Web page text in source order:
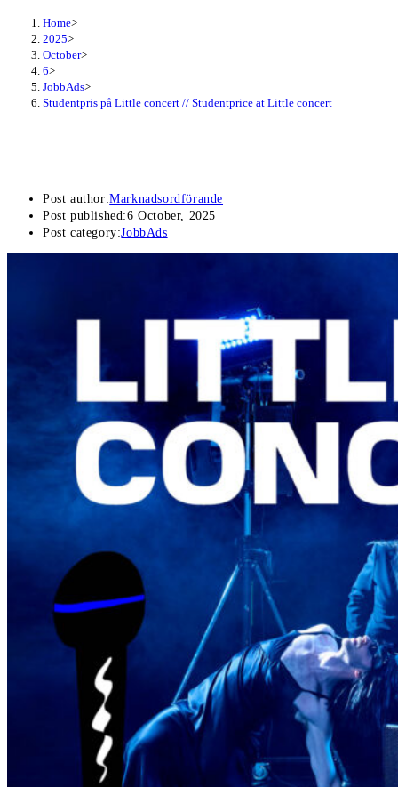
Home>
2025>
October>
6>
JobbAds>
Studentpris på Little concert // Studentprice at Little concert
Post author:Marknadsordförande
Post published:6 October, 2025
Post category:JobbAds